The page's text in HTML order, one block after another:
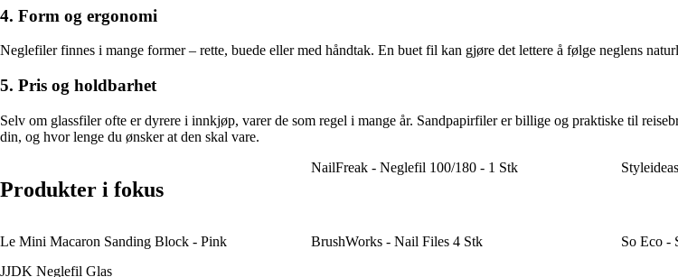
4. Form og ergonomi
Neglefiler finnes i mange former – rette, buede eller med håndtak. En buet fil kan gjøre det lettere å følge neglens
5. Pris og holdbarhet
Selv om glassfiler ofte er dyrere i innkjøp, varer de som regel i mange år. Sandpapirfiler er billige og praktiske til
din, og hvor lenge du ønsker at den skal vare.
Produkter i fokus
NailFreak - Neglefil 100/180 - 1 Stk
Le Mini Macaron Sanding Block - Pink BrushWorks - Nail Files 4 Stk So Eco -
JJDK Neglefil Glas